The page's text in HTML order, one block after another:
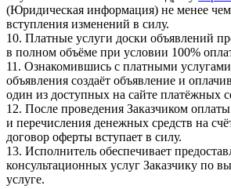
(Юридическая информация) не менее чем
вступления изменений в силу.
10. Платные услуги доски объявлений
в полном объёме при условии 100%
11. Ознакомившись с платными
объявления создаёт объявление и
один из доступных на сайте платёжных
12. После проведения Заказчиком
и перечисления денежных средств на
договор оферты вступает в силу.
13. Исполнитель обеспечивает
консультационных услуг Заказчику по
услуге.